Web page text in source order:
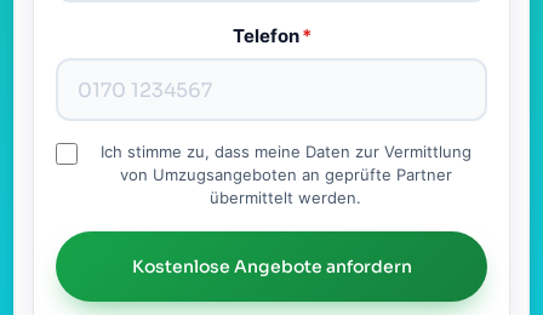
Telefon*
Ich stimme zu, dass meine Daten zur Vermittlung
von Umzugsangeboten an geprüfte Partner
übermittelt werden.
Kostenlose Angebote anfordern